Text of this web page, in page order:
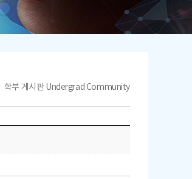
학부 게시판 Undergrad Community